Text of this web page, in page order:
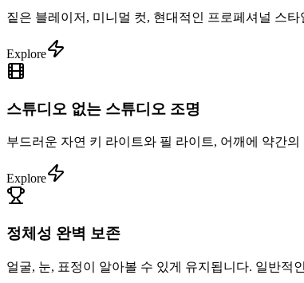
짙은 블레이저, 미니멀 컷, 현대적인 프로페셔널 스
Explore
스튜디오 없는 스튜디오 조명
부드러운 자연 키 라이트와 필 라이트, 어깨에 약간
Explore
정체성 완벽 보존
얼굴, 눈, 표정이 알아볼 수 있게 유지됩니다. 일반적